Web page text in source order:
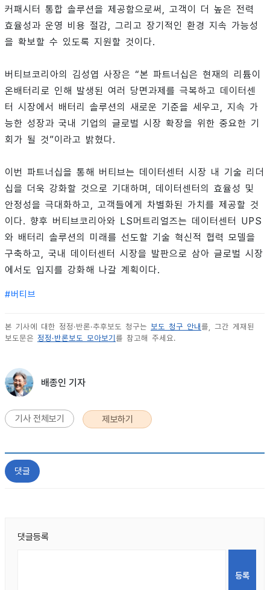
커패시터 통합 솔루션을 제공함으로써, 고객이 더 높은 전력
효율성과 운영 비용 절감, 그리고 장기적인 환경 지속 가능성
을 확보할 수 있도록 지원할 것이다.
버티브코리아의 김성엽 사장은 “본 파트너십은 현재의 리튬이
온배터리로 인해 발생된 여러 당면과제를 극복하고 데이터센
터 시장에서 배터리 솔루션의 새로운 기준을 세우고, 지속 가
능한 성장과 국내 기업의 글로벌 시장 확장을 위한 중요한 기
회가 될 것”이라고 밝혔다.
이번 파트너십을 통해 버티브는 데이터센터 시장 내 기술 리더
십을 더욱 강화할 것으로 기대하며, 데이터센터의 효율성 및
안정성을 극대화하고, 고객들에게 차별화된 가치를 제공할 것
이다. 향후 버티브코리아와 LS머트리얼즈는 데이터센터 UPS
와 배터리 솔루션의 미래를 선도할 기술 혁신적 협력 모델을
구축하고, 국내 데이터센터 시장을 발판으로 삼아 글로벌 시장
에서도 입지를 강화해 나갈 계획이다.
#버티브
본 기사에 대한 정정·반론·추후보도 청구는 보도 청구 안내 를, 그간 게재된
보도문은 정정·반론보도 모아보기 를 참고해 주세요.
배종인 기자
기사 전체보기 제보하기
댓글
댓글등록